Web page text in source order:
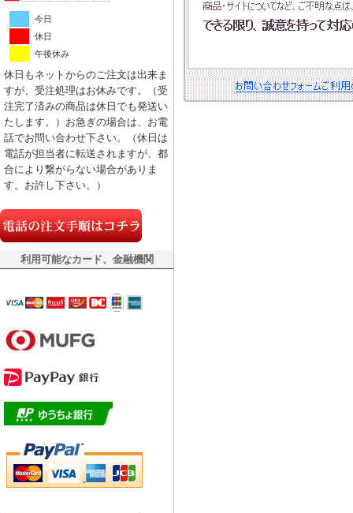
今日
休日
午後休み
休日もネットからのご注文は出来ま
すが、受注処理はお休みです。（受
注完了済みの商品は休日でも発送い
たします。）お急ぎの場合は、お電
話でお問い合わせ下さい。（休日は
電話が担当者に転送されますが、都
合により繋がらない場合がありま
す。お許し下さい。）
利用可能なカード、金融機関